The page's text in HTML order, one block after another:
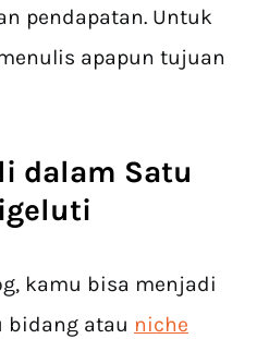
pendapatan. Untuk
apapun tujuan
dalam Satu
kamu bisa menjadi
bidang atau niche